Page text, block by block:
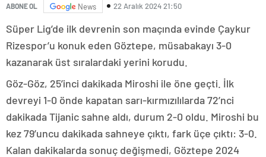
ABONE OL News 22 Aralık 2024 21:50
Süper Lig’de ilk devrenin son maçında evinde Çaykur
Rizespor’u konuk eden Göztepe, müsabakayı 3-0
kazanarak üst sıralardaki yerini korudu.
Göz-Göz, 25’inci dakikada Miroshi ile öne geçti. İlk
devreyi 1-0 önde kapatan sarı-kırmızılılarda 72’nci
dakikada Tijanic sahne aldı, durum 2-0 oldu. Miroshi bu
kez 79’uncu dakikada sahneye çıktı, fark üçe çıktı: 3-0.
Kalan dakikalarda sonuç değişmedi, Göztepe 2024